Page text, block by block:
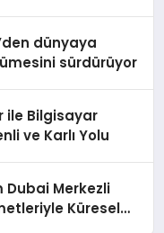
dünyaya
sürdürüyor
ile Bilgisayar
ve Karlı Yolu
Dubai Merkezli
Küresel